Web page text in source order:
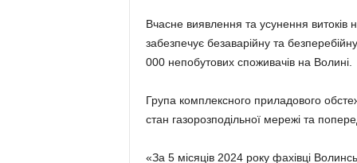
Вчасне виявлення та усунення витоків
забезпечує безаварійну та
000 непобутових споживачів на Волині.
Група комплексного приладового
стан газорозподільної мережі та
«За 5 місяців 2024 року фахівці